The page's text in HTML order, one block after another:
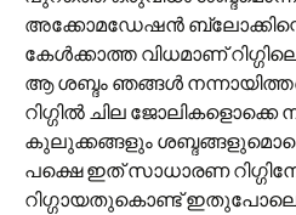
അക്കോമഡേഷന്‍ ബ്ലോക്കിന്റെ
കേള്‍ക്കാത്ത വിധമാണ്
ആ ശബ്ദം ഞങ്ങള്‍
റിഗ്ഗില്‍ ചില
കുലുക്കങ്ങളും
പക്ഷെ ഇത് സാധാരണ
റിഗ്ഗായതുകൊണ്ട്